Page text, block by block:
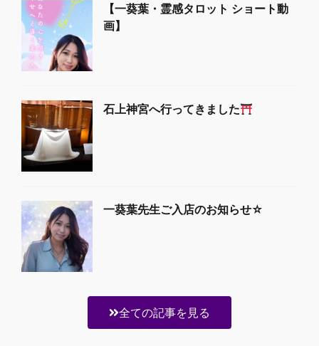
【一葵葉・霊感タロット ショート動
画】
石上神宮へ行ってきました
一葵葉先生ご入店のお知らせ☆
全ての記事を見る